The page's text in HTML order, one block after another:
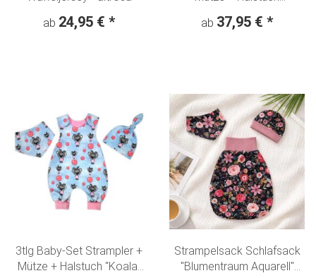
ab 24,95 € *
nachtblau
ab 37,95 € *
3tlg Baby-Set Strampler +
Mütze + Halstuch "Koala-
Strampelsack Schlafsack
"Blumentraum Aquarell"